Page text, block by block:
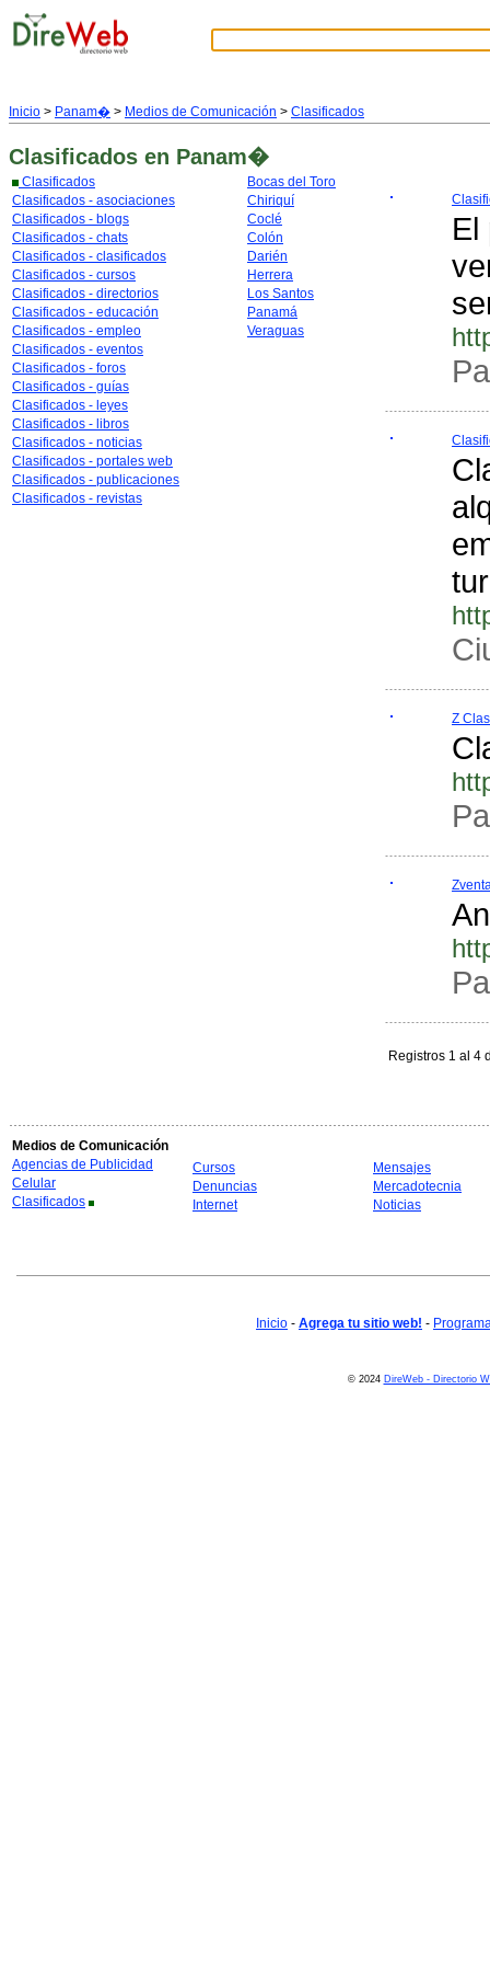
Inicio > Panam� > Medios de Comunicación > Clasificados
Clasificados en Panam�
Clasificados
Clasificados - asociaciones
Clasificados - blogs
Clasificados - chats
Clasificados - clasificados
Clasificados - cursos
Clasificados - directorios
Clasificados - educación
Clasificados - empleo
Clasificados - eventos
Clasificados - foros
Clasificados - guías
Clasificados - leyes
Clasificados - libros
Clasificados - noticias
Clasificados - portales web
Clasificados - publicaciones
Clasificados - revistas
Bocas del Toro
Chiriquí
Coclé
Colón
Darién
Herrera
Los Santos
Panamá
Veraguas
El
Z
Registros 1 al 4
Medios de Comunicación
Agencias de Publicidad
Celular
Clasificados
Cursos
Denuncias
Internet
Mensajes
Mercadotecnia
Noticias
Inicio - Agrega tu sitio web! -
© 2024 DireWeb - Directorio